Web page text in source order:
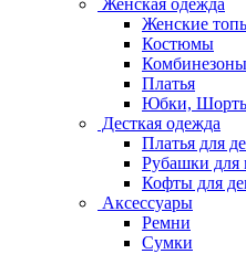
Женская одежда
Женские
Костюмы
Комбинезоны
Платья
Юбки,
Десткая одежда
Платья для
Рубашки для
Кофты для
Аксессуары
Ремни
Сумки